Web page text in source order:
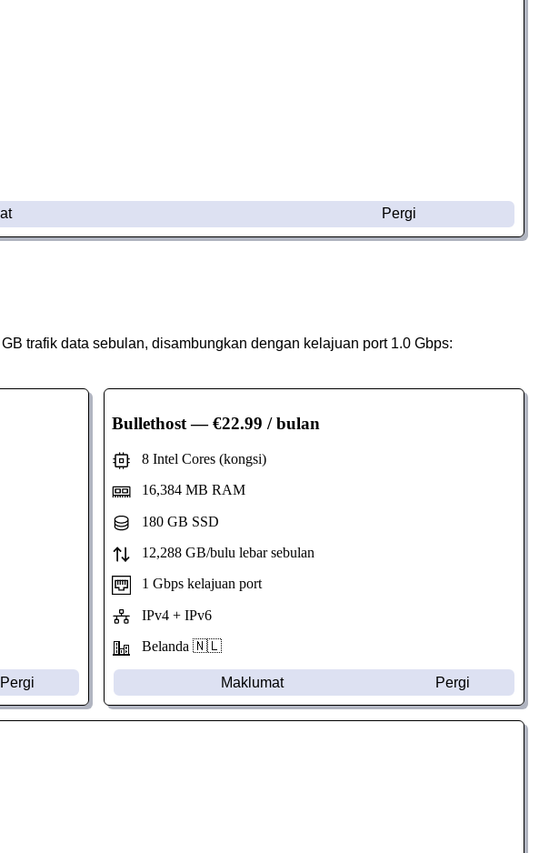
Pergi
trafik data sebulan, disambungkan dengan kelajuan port 1.0 Gbps:
Pergi
Bullethost— €22.99 / bulan
8 Intel Cores (kongsi)
16,384 MB RAM
180 GB SSD
12,288 GB/bulu lebar sebulan
1 Gbps kelajuan port
IPv4 + IPv6
Belanda 🇳🇱
Maklumat Pergi